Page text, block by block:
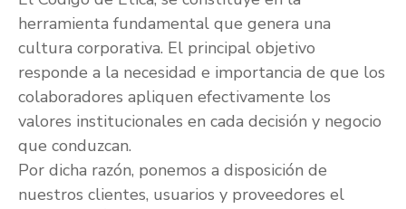
herramienta fundamental que genera una
cultura corporativa. El principal objetivo
responde a la necesidad e importancia de que los
colaboradores apliquen efectivamente los
valores institucionales en cada decisión y negocio
que conduzcan.
Por dicha razón, ponemos a disposición de
nuestros clientes, usuarios y proveedores el